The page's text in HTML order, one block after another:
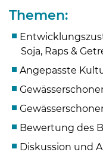
Themen:
Soja, Raps &
Angepasste
Bewertung des
Diskussion und